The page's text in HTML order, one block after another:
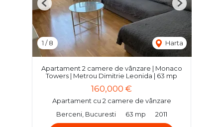
1 /8 Harta
Previous Next
Apartament 2 camere de vânzare | Monaco
Towers | Metrou Dimitrie Leonida | 63 mp
160,000 €
Apartament cu 2 camere de vânzare
Berceni, Bucuresti
63 mp 2011